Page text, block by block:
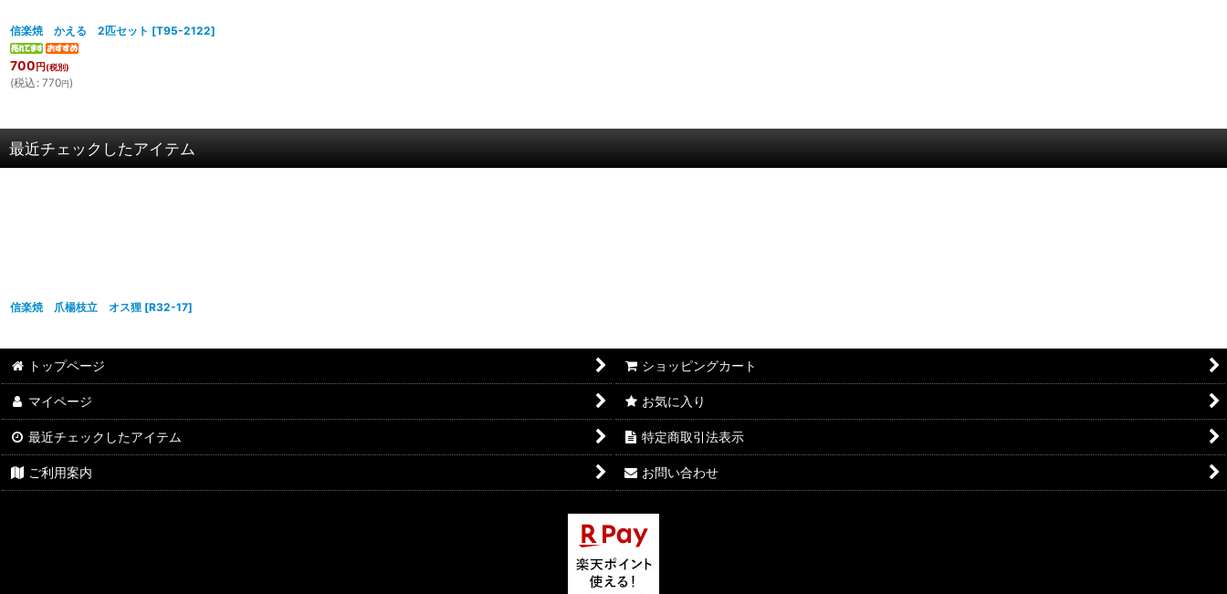
信楽焼 かえる 2匹セット [T95-2122]
700 円(税別)
(税込 : 770円)
最近チェックしたアイテム
信楽焼 爪楊枝立 オス狸 [R32-17]
トップページ ショッピングカート
マイページ お気に入り
最近チェックしたアイテム 特定商取引法表示
ご利用案内 お問い合わせ